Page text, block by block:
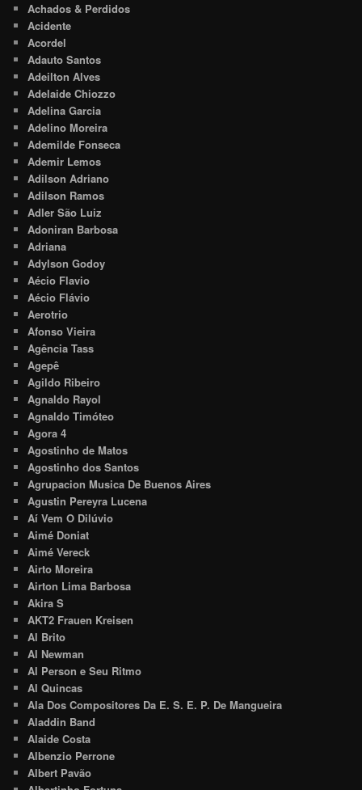
Achados & Perdidos
Acidente
Acordel
Adauto Santos
Adeilton Alves
Adelaide Chiozzo
Adelina Garcia
Adelino Moreira
Ademilde Fonseca
Ademir Lemos
Adilson Adriano
Adilson Ramos
Adler São Luiz
Adoniran Barbosa
Adriana
Adylson Godoy
Aécio Flavio
Aécio Flávio
Aerotrio
Afonso Vieira
Agência Tass
Agepê
Agildo Ribeiro
Agnaldo Rayol
Agnaldo Timóteo
Agora 4
Agostinho de Matos
Agostinho dos Santos
Agrupacion Musica De Buenos Aires
Agustin Pereyra Lucena
Aí Vem O Dilúvio
Aimé Doniat
Aimé Vereck
Airto Moreira
Airton Lima Barbosa
Akira S
AKT2 Frauen Kreisen
Al Brito
Al Newman
Al Person e Seu Ritmo
Al Quincas
Ala Dos Compositores Da E. S. E. P. De Mangueira
Aladdin Band
Alaide Costa
Albenzio Perrone
Albert Pavão